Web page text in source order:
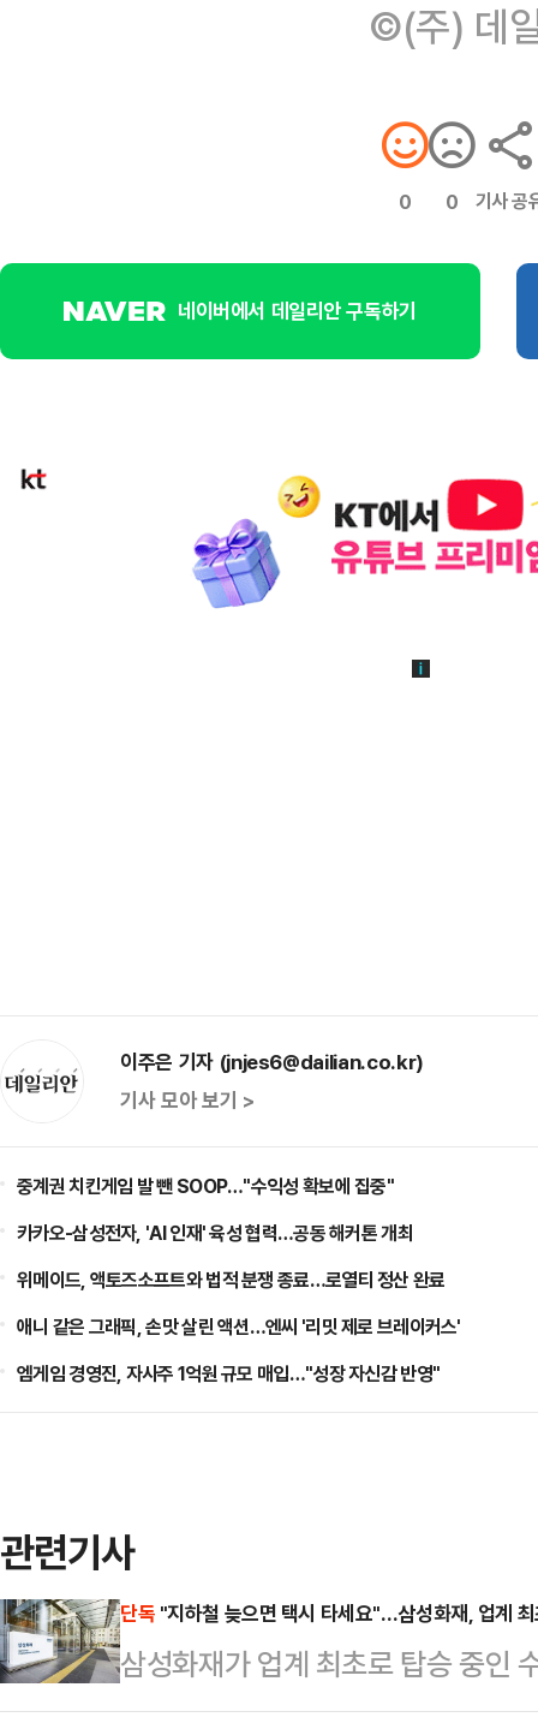
©(주) 데
0 0 기사 공
네이버에서 데일리안 구독하기
이주은 기자 (jnjes6@dailian.co.kr)
기사 모아 보기 >
중계권 치킨게임 발 뺀 SOOP…"수익성 확보에 집중"
카카오-삼성전자, 'AI 인재' 육성 협력…공동 해커톤 개최
위메이드, 액토즈소프트와 법적 분쟁 종료…로열티 정산 완료
애니 같은 그래픽, 손맛 살린 액션…엔씨 '리밋 제로 브레이커스'
엠게임 경영진, 자사주 1억원 규모 매입…"성장 자신감 반영"
관련기사
단독 "지하철 늦으면 택시 타세요"…삼성화재, 업계
삼성화재가 업계 최초로 탑승 중인
를 보장해 주는 보험을 선보인다